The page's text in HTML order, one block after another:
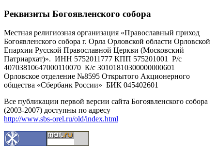
Реквизиты Богоявленского собора
Местная религиозная организация «Православный приход
Богоявленского собора г. Орла Орловской области Орловской
Епархии Русской Православной Церкви (Московский
Патриархат)». ИНН 5752011777 КПП 575201001 Р/с
40703810647000110070 К/с 30101810300000000601
Орловское отделение №8595 Открытого Акционерного
общества «Сбербанк России» БИК 045402601
Все публикации первой версии сайта Богоявленского собора
(2003-2007) доступны по адресу
http://www.sbs-orel.ru/old/index.html